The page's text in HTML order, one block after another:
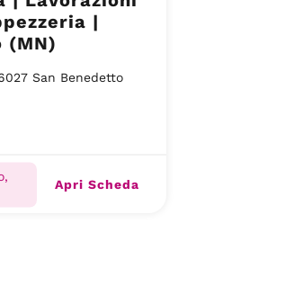
|
(MN)
San Benedetto
Apri Scheda